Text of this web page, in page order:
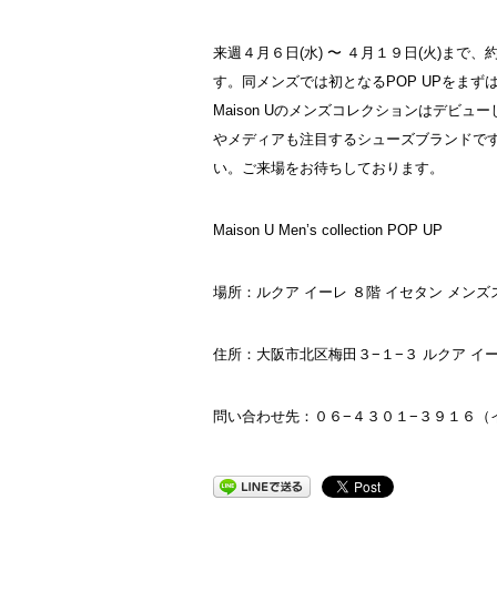
来週４月６日(水) 〜 ４月１９日(火)まで、
す。同メンズでは初となるPOP UPをまず
Maison Uのメンズコレクションはデビュ
やメディアも注目するシューズブランドで
い。ご来場をお待ちしております。
Maison U Men’s collection POP UP
場所：ルクア イーレ ８階 イセタン メンズ
住所：大阪市北区梅田３−１−３ ルクア イ
問い合わせ先：０６−４３０１−３９１６（